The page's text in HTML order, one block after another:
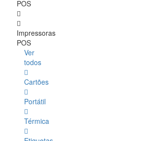
POS
Impressoras
POS
Ver
todos
Cartões
Portátil
Térmica